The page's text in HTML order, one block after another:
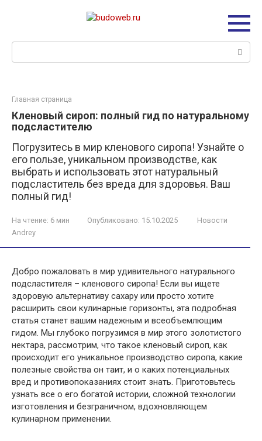
Главная страница
Кленовый сироп: полный гид по натуральному
подсластителю
Погрузитесь в мир кленового сиропа! Узнайте о
его пользе, уникальном производстве, как
выбрать и использовать этот натуральный
подсластитель без вреда для здоровья. Ваш
полный гид!
На чтение: 6 мин Опубликовано: 15.10.2025
Новости
Andrey
Добро пожаловать в мир удивительного натурального
подсластителя – кленового сиропа! Если вы ищете
здоровую альтернативу сахару или просто хотите
расширить свои кулинарные горизонты, эта подробная
статья станет вашим надежным и всеобъемлющим
гидом. Мы глубоко погрузимся в мир этого золотистого
нектара, рассмотрим, что такое кленовый сироп, как
происходит его уникальное производство сиропа, какие
полезные свойства он таит, и о каких потенциальных
вред и противопоказаниях стоит знать. Приготовьтесь
узнать все о его богатой истории, сложной технологии
изготовления и безграничном, вдохновляющем
кулинарном применении.